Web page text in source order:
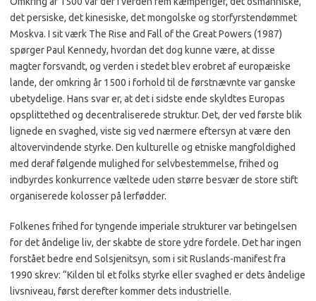
det persiske, det kinesiske, det mongolske og storfyrstendømmet
Moskva. I sit værk The Rise and Fall of the Great Powers (1987)
spørger Paul Kennedy, hvordan det dog kunne være, at disse
magter forsvandt, og verden i stedet blev erobret af europæiske
lande, der omkring år 1500 i forhold til de førstnævnte var ganske
ubetydelige. Hans svar er, at det i sidste ende skyldtes Europas
opsplittethed og decentraliserede struktur. Det, der ved første blik
lignede en svaghed, viste sig ved nærmere eftersyn at være den
altovervindende styrke. Den kulturelle og etniske mangfoldighed
med deraf følgende mulighed for selvbestemmelse, frihed og
indbyrdes konkurrence væltede uden større besvær de store stift
organiserede kolosser på lerfødder.
Folkenes frihed for tyngende imperiale strukturer var betingelsen
for det åndelige liv, der skabte de store ydre fordele. Det har ingen
forstået bedre end Solsjenitsyn, som i sit Ruslands-manifest fra
1990 skrev: “Kilden til et folks styrke eller svaghed er dets åndelige
livsniveau, først derefter kommer dets industrielle.